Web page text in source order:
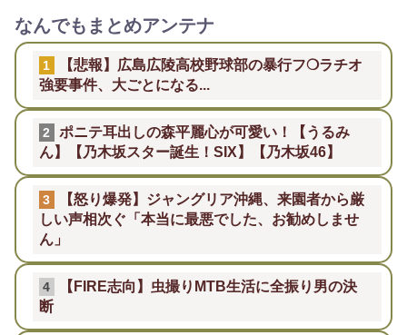
なんでもまとめアンテナ
1
【悲報】広島広陵高校野球部の暴行フ❍ラチオ
強要事件、大ごとになる...
2
ポニテ耳出しの森平麗心が可愛い！【うるみ
ん】【乃木坂スター誕生！SIX】【乃木坂46】
3
【怒り爆発】ジャングリア沖縄、来園者から厳
しい声相次ぐ「本当に最悪でした、お勧めしませ
ん」
4
【FIRE志向】虫撮りMTB生活に全振り男の決
断